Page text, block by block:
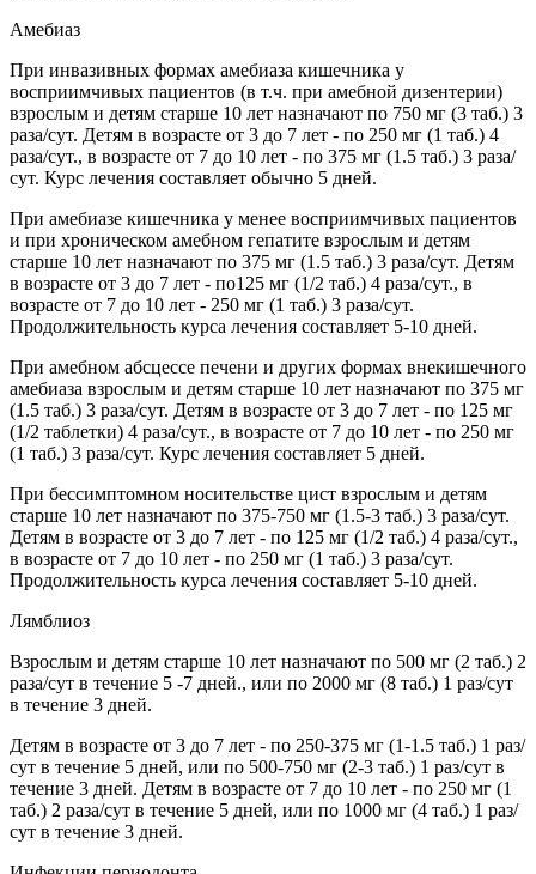
Амебиаз
При инвазивных формах амебиаза кишечника у
восприимчивых пациентов (в т.ч. при амебной дизентерии)
взрослым и детям старше 10 лет назначают по 750 мг (3 таб.) 3
раза/сут. Детям в возрасте от 3 до 7 лет - по 250 мг (1 таб.) 4
раза/сут., в возрасте от 7 до 10 лет - по 375 мг (1.5 таб.) 3 раза/
сут. Курс лечения составляет обычно 5 дней.
При амебиазе кишечника у менее восприимчивых пациентов
и при хроническом амебном гепатите взрослым и детям
старше 10 лет назначают по 375 мг (1.5 таб.) 3 раза/сут. Детям
в возрасте от 3 до 7 лет - по125 мг (1/2 таб.) 4 раза/сут., в
возрасте от 7 до 10 лет - 250 мг (1 таб.) 3 раза/сут.
Продолжительность курса лечения составляет 5-10 дней.
При амебном абсцессе печени и других формах внекишечного
амебиаза взрослым и детям старше 10 лет назначают по 375 мг
(1.5 таб.) 3 раза/сут. Детям в возрасте от 3 до 7 лет - по 125 мг
(1/2 таблетки) 4 раза/сут., в возрасте от 7 до 10 лет - по 250 мг
(1 таб.) 3 раза/сут. Курс лечения составляет 5 дней.
При бессимптомном носительстве цист взрослым и детям
старше 10 лет назначают по 375-750 мг (1.5-3 таб.) 3 раза/сут.
Детям в возрасте от 3 до 7 лет - по 125 мг (1/2 таб.) 4 раза/сут.,
в возрасте от 7 до 10 лет - по 250 мг (1 таб.) 3 раза/сут.
Продолжительность курса лечения составляет 5-10 дней.
Лямблиоз
Взрослым и детям старше 10 лет назначают по 500 мг (2 таб.) 2
раза/сут в течение 5 -7 дней., или по 2000 мг (8 таб.) 1 раз/сут
в течение 3 дней.
Детям в возрасте от 3 до 7 лет - по 250-375 мг (1-1.5 таб.) 1 раз/
сут в течение 5 дней, или по 500-750 мг (2-3 таб.) 1 раз/сут в
течение 3 дней. Детям в возрасте от 7 до 10 лет - по 250 мг (1
таб.) 2 раза/сут в течение 5 дней, или по 1000 мг (4 таб.) 1 раз/
сут в течение 3 дней.